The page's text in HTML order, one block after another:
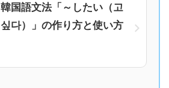
韓国語文法「～したい（고
싶다）」の作り方と使い方